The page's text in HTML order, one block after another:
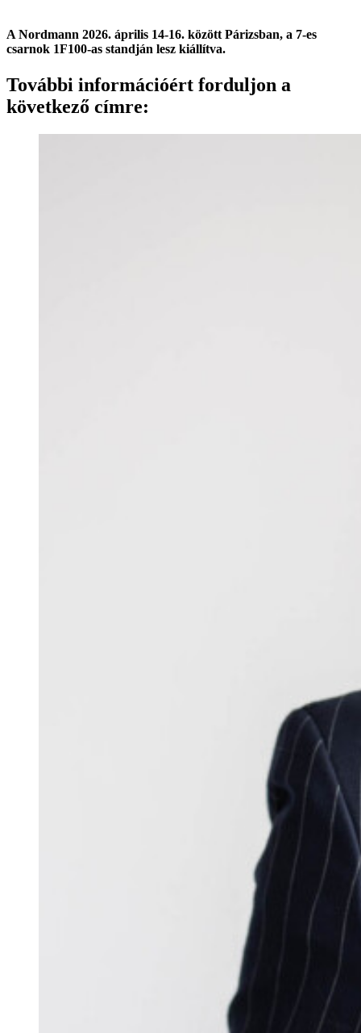
A Nordmann 2026. április 14-16. között Párizsban, a 7-es
csarnok 1F100-as standján lesz kiállítva.
További információért forduljon a
következő címre: